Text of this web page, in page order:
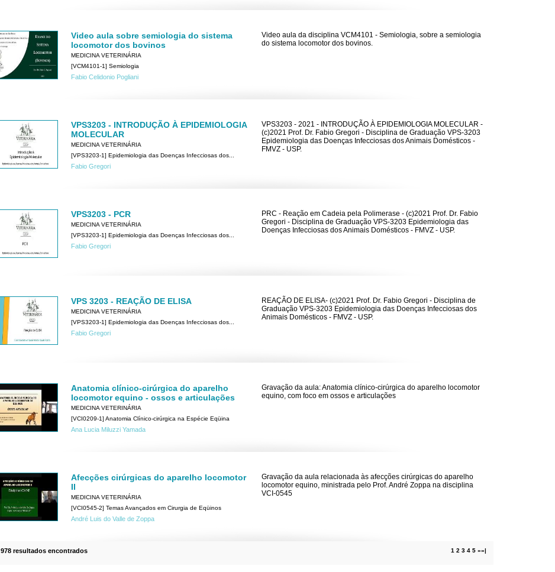
Video aula sobre semiologia do sistema
locomotor dos bovinos
MEDICINA VETERINÁRIA
[VCM4101-1] Semiologia
Fabio Celidonio Pogliani
Video aula da disciplina VCM4101 - Semiologia, sobre a semiologia
do sistema locomotor dos bovinos.
VPS3203 - INTRODUÇÃO À EPIDEMIOLOGIA
MOLECULAR
MEDICINA VETERINÁRIA
[VPS3203-1] Epidemiologia das Doenças Infecciosas dos...
Fabio Gregori
VPS3203 - 2021 - INTRODUÇÃO À EPIDEMIOLOGIA MOLECULAR -
(c)2021 Prof. Dr. Fabio Gregori - Disciplina de Graduação VPS-3203
Epidemiologia das Doenças Infecciosas dos Animais Domésticos -
FMVZ - USP.
VPS3203 - PCR
MEDICINA VETERINÁRIA
[VPS3203-1] Epidemiologia das Doenças Infecciosas dos...
Fabio Gregori
PRC - Reação em Cadeia pela Polimerase - (c)2021 Prof. Dr. Fabio
Gregori - Disciplina de Graduação VPS-3203 Epidemiologia das
Doenças Infecciosas dos Animais Domésticos - FMVZ - USP.
VPS 3203 - REAÇÃO DE ELISA
MEDICINA VETERINÁRIA
[VPS3203-1] Epidemiologia das Doenças Infecciosas dos...
Fabio Gregori
REAÇÃO DE ELISA- (c)2021 Prof. Dr. Fabio Gregori - Disciplina de
Graduação VPS-3203 Epidemiologia das Doenças Infecciosas dos
Animais Domésticos - FMVZ - USP.
Anatomia clínico-cirúrgica do aparelho
locomotor equino - ossos e articulações
MEDICINA VETERINÁRIA
[VCI0209-1] Anatomia Clínico-cirúrgica na Espécie Eqüina
Ana Lucia Miluzzi Yamada
Gravação da aula: Anatomia clínico-cirúrgica do aparelho locomotor
equino, com foco em ossos e articulações
Afecções cirúrgicas do aparelho locomotor
II
MEDICINA VETERINÁRIA
[VCI0545-2] Temas Avançados em Cirurgia de Eqüinos
André Luis do Valle de Zoppa
Gravação da aula relacionada às afecções cirúrgicas do aparelho
locomotor equino, ministrada pelo Prof. André Zoppa na disciplina
VCI-0545
1 2 3 4 5 »»|
978 resultados encontrados